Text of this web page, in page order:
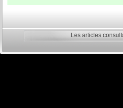
Les articles